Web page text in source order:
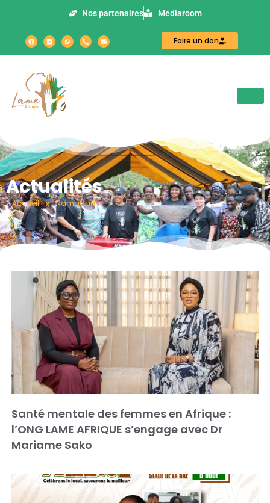
Nos partenaires Mediaroom
Faire un don
Actualités
Accueil » Ramadan
Santé mentale des femmes en Afrique :
l’ONG LAME AFRIQUE s’engage avec Dr
Mariame Sako